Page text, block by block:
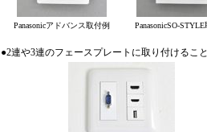
Panasonicアドバンス取付例 PanasonicSO-
●2連や3連のフェースプレートに取り付けるこ